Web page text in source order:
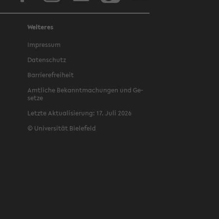
Weiteres
Im­pres­sum
Da­ten­schutz
Bar­rie­re­frei­heit
Amt­li­che Be­kannt­ma­chun­gen und Ge­
set­ze
Letz­te Ak­tua­li­sie­rung: 17. Juli 2026
© Uni­ver­si­tät Bie­le­feld